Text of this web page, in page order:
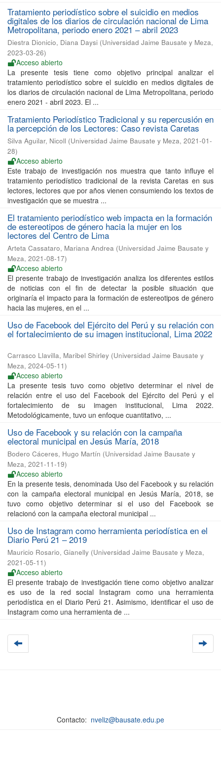
Tratamiento periodístico sobre el suicidio en medios
digitales de los diarios de circulación nacional de Lima
Metropolitana, periodo enero 2021 – abril 2023
Diestra Dionicio, Diana Daysi (Universidad Jaime Bausate y Meza,
2023-03-26)
Acceso abierto
La presente tesis tiene como objetivo principal analizar el
tratamiento periodístico sobre el suicidio en medios digitales de
los diarios de circulación nacional de Lima Metropolitana, periodo
enero 2021 - abril 2023. El ...
Tratamiento Periodístico Tradicional y su repercusión en
la percepción de los Lectores: Caso revista Caretas
Silva Aguilar, Nicoll (Universidad Jaime Bausate y Meza, 2021-01-
28)
Acceso abierto
Este trabajo de investigación nos muestra que tanto influye el
tratamiento periodístico tradicional de la revista Caretas en sus
lectores, lectores que por años vienen consumiendo los textos de
investigación que se muestra ...
El tratamiento periodístico web impacta en la formación
de estereotipos de género hacia la mujer en los
lectores del Centro de Lima
Arteta Cassataro, Mariana Andrea (Universidad Jaime Bausate y
Meza, 2021-08-17)
Acceso abierto
El presente trabajo de investigación analiza los diferentes estilos
de noticias con el fin de detectar la posible situación que
originaría el impacto para la formación de estereotipos de género
hacia las mujeres, en el ...
Uso de Facebook del Ejército del Perú y su relación con
el fortalecimiento de su imagen institucional, Lima 2022
Carrasco Llavilla, Maribel Shirley (Universidad Jaime Bausate y
Meza, 2024-05-11)
Acceso abierto
La presente tesis tuvo como objetivo determinar el nivel de
relación entre el uso del Facebook del Ejército del Perú y el
fortalecimiento de su imagen institucional, Lima 2022.
Metodológicamente, tuvo un enfoque cuantitativo, ...
Uso de Facebook y su relación con la campaña
electoral municipal en Jesús María, 2018
Bodero Cáceres, Hugo Martín (Universidad Jaime Bausate y
Meza, 2021-11-19)
Acceso abierto
En la presente tesis, denominada Uso del Facebook y su relación
con la campaña electoral municipal en Jesús María, 2018, se
tuvo como objetivo determinar si el uso del Facebook se
relacionó con la campaña electoral municipal ...
Uso de Instagram como herramienta periodística en el
Diario Perú 21 – 2019
Mauricio Rosario, Gianelly (Universidad Jaime Bausate y Meza,
2021-05-11)
Acceso abierto
El presente trabajo de investigación tiene como objetivo analizar
es uso de la red social Instagram como una herramienta
periodística en el Diario Perú 21. Asimismo, identificar el uso de
Instagram como una herramienta de ...
Contacto: nveliz@bausate.edu.pe